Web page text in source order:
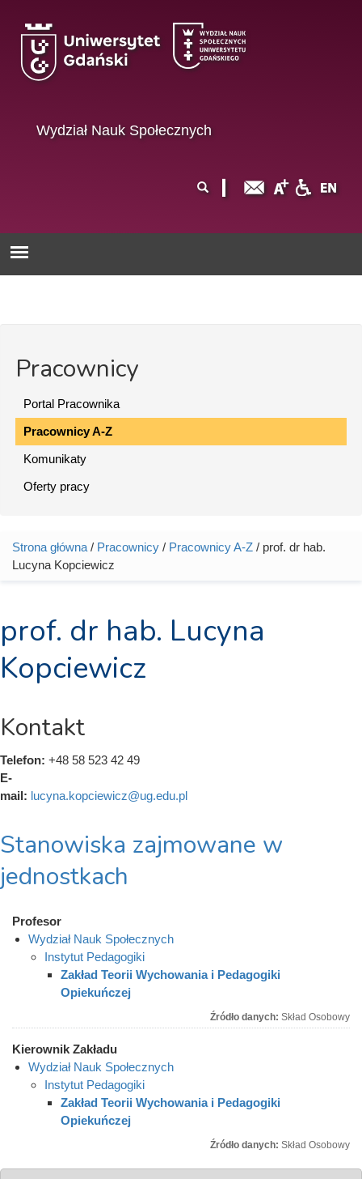
Wydział Nauk Społecznych
wyszukiwania
Pracownicy
Portal Pracownika
Pracownicy A-Z
Komunikaty
Oferty pracy
Jesteś tutaj
Strona główna / Pracownicy / Pracownicy A-Z / prof. dr hab.
Lucyna Kopciewicz
prof. dr hab. Lucyna
Kopciewicz
Kontakt
Telefon: +48 58 523 42 49
E-
mail: lucyna.kopciewicz@ug.edu.pl
Stanowiska zajmowane w
jednostkach
Profesor
Wydział Nauk Społecznych
Instytut Pedagogiki
Zakład Teorii Wychowania i Pedagogiki
Opiekuńczej
Źródło danych: Skład Osobowy
Kierownik Zakładu
Wydział Nauk Społecznych
Instytut Pedagogiki
Zakład Teorii Wychowania i Pedagogiki
Opiekuńczej
Źródło danych: Skład Osobowy